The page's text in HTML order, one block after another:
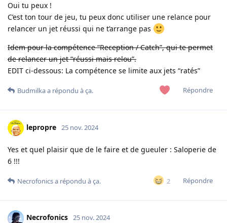
Oui tu peux !
C’est ton tour de jeu, tu peux donc utiliser une relance pour
relancer un jet réussi qui ne t’arrange pas
Idem pour la compétence “Reception / Catch”, qui te permet
de relancer un jet “réussi mais relou”.
EDIT ci-dessous: La compétence se limite aux jets “ratés”
Répondre
Budmilkaa répondu à ça.
lepropre 25 nov. 2024
Yes et quel plaisir que de le faire et de gueuler : Saloperie de
6 !!!
2 Répondre
Necrofonicsa répondu à ça.
Necrofonics 25 nov. 2024